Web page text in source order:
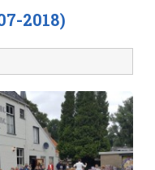
2018)